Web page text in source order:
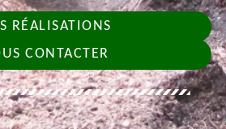
RÉALISATIONS
CONTACTER